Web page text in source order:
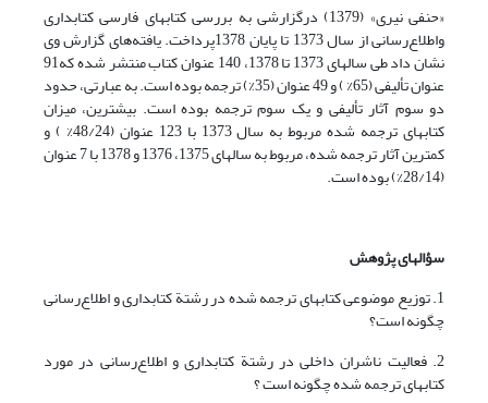
«حنفی نیری» (1379) درگزارشی به بررسی کتابهای فارسی کتابداری
واطلاع‌رسانی از سال 1373 تا پایان 1378پرداخت. یافته‌های گزارش وی
نشان داد طی سالهای 1373 تا 1378، 140 عنوان کتاب منتشر شده که91
عنوان تألیفی (65% ) و 49 عنوان (35%) ترجمه بوده است. به عبارتی، حدود
دو سوم آثار تألیفی و یک سوم ترجمه بوده است. بیشترین، میزان
کتابهای ترجمه شده مربوط به سال 1373 با 123 عنوان (48/24% ) و
کمترین آثار ترجمه شده، مربوط به سالهای 1375، 1376 و 1378 با 7 عنوان
(28/14%) بوده است.
سؤالهای پژوهش
1. توزیع موضوعی کتابهای ترجمه شده در رشتة کتابداری و اطلاع‌رسانی
چگونه است؟
2. فعالیت ناشران داخلی در رشتة کتابداری و اطلاع‌رسانی در مورد
کتابهای ترجمه شده چگونه است ؟